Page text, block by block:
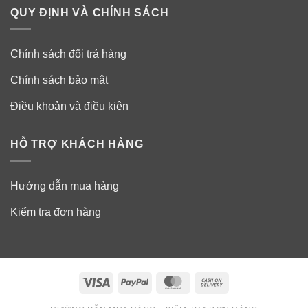
QUY ĐỊNH VÀ CHÍNH SÁCH
Chính sách đổi trả hàng
Chính sách bảo mật
Điều khoản và điều kiện
HỖ TRỢ KHÁCH HÀNG
Hướng dẫn mua hàng
Kiểm tra đơn hàng
Visa PayPal MasterCard